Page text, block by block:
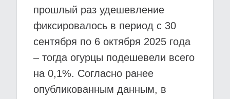
прошлый раз удешевление
фиксировалось в период с 30
сентября по 6 октября 2025 года
– тогда огурцы подешевели всего
на 0,1%. Согласно ранее
опубликованным данным, в